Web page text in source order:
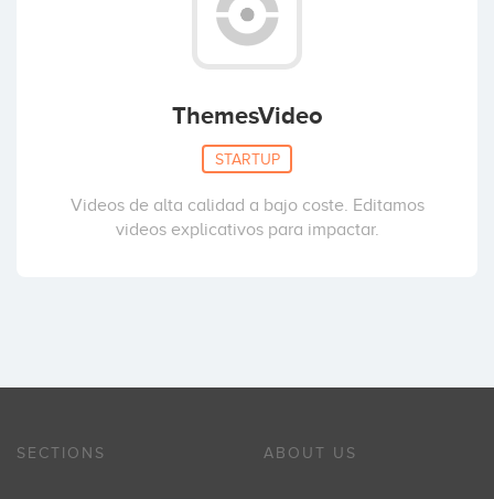
ThemesVideo
STARTUP
Videos de alta calidad a bajo coste. Editamos
videos explicativos para impactar.
SECTIONS ABOUT US